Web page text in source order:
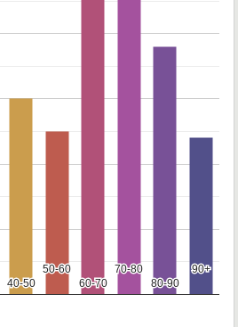
40-50
40-50
50-60
50-60
60-70
60-70
70-80
70-80
80-90
80-90
90+
90+